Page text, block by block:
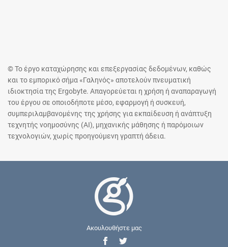
© Το έργο καταχώρησης και επεξεργασίας δεδομένων, καθώς
και το εμπορικό σήμα «Γαληνός» αποτελούν πνευματική
ιδιοκτησία της Ergobyte. Απαγορεύεται η χρήση ή αναπαραγωγή
του έργου σε οποιοδήποτε μέσο, εφαρμογή ή συσκευή,
συμπεριλαμβανομένης της χρήσης για εκπαίδευση ή ανάπτυξη
τεχνητής νοημοσύνης (AI), μηχανικής μάθησης ή παρόμοιων
τεχνολογιών, χωρίς προηγούμενη γραπτή άδεια.
Ακουλουθήστε μας